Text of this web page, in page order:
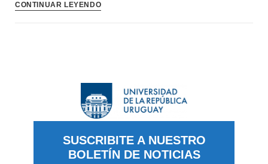
CONTINUAR LEYENDO
SUSCRIBITE A NUESTRO
BOLETÍN DE NOTICIAS